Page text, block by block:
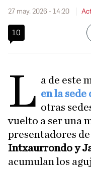
27 may. 2026 - 14:20
10
L a de este
en la sede
otras
vuelto a ser una
presentadores
Intxaurrondo y
acumulan los